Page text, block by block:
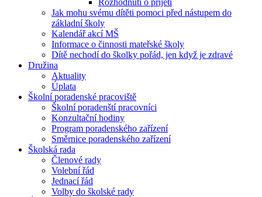
Rozhodnutí o přijetí
Jak mohu svému dítěti pomoci před nástupem do
základní školy
Kalendář akcí MŠ
Informace o činnosti mateřské školy
Dítě nechodí do školky pořád, jen když je zdravé
Družina
Aktuality
Úplata
Školní poradenské pracoviště
Školní poradenští pracovníci
Konzultační hodiny
Program poradenského zařízení
Směrnice poradenského zařízení
Školská rada
Členové rady
Volební řád
Jednací řád
Volby do školské rady